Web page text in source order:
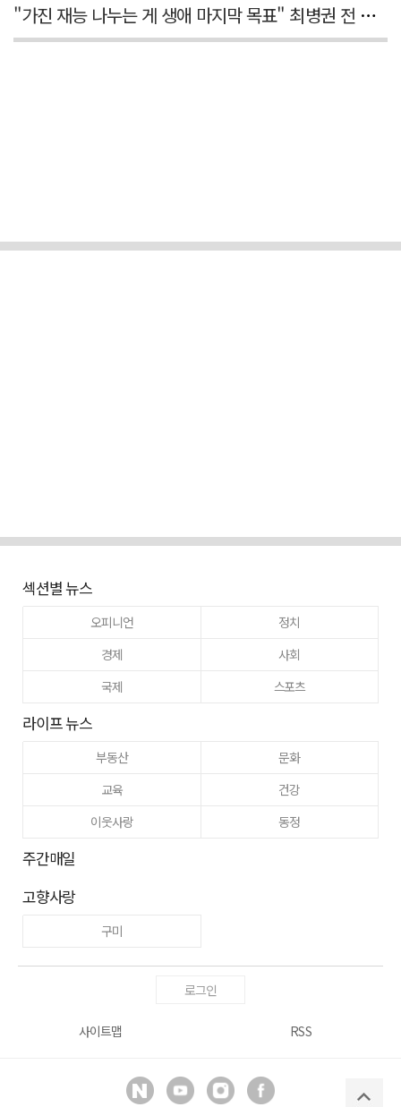
"가진 재능 나누는 게 생애 마지막 목표" 최병권 전 대구체고 복싱 감독
섹션별 뉴스
오피니언
정치
경제
사회
국제
스포츠
라이프 뉴스
부동산
문화
교육
건강
이웃사랑
동정
주간매일
고향사랑
구미
로그인
사이트맵 RSS